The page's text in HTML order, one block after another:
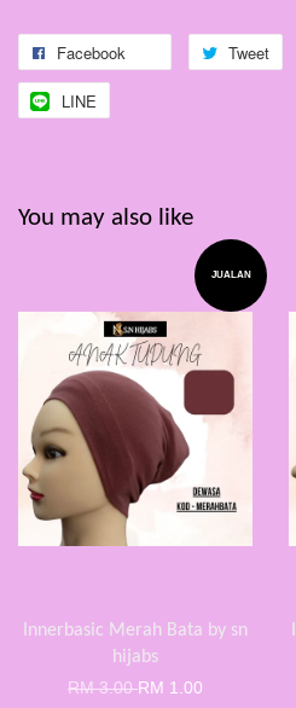
Facebook Tweet
LINE
You may also like
JUALAN
Innerbasic Merah Bata by sn
hijabs
RM 3.00RM 1.00